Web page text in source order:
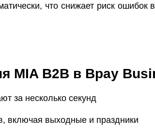
что снижает риск ошибок
MIA B2B в Bpay
за несколько секунд
включая выходные и праздники